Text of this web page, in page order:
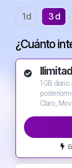
1 d 3 d
¿Cuánto
1 GB
Claro,